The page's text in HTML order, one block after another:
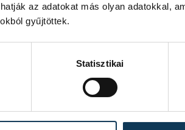
az adatokat más olyan adatokkal,
gyűjtöttek.
Statisztikai